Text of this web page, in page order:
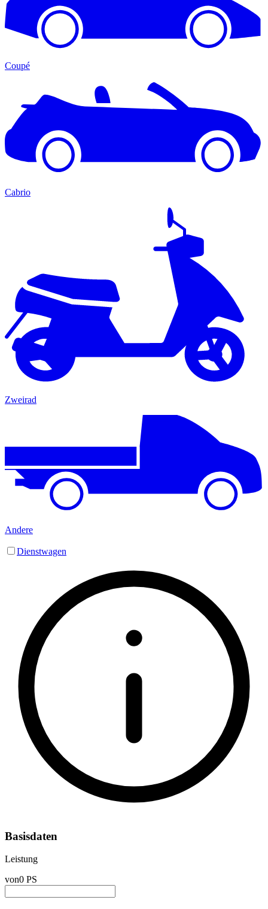
Coupé
Cabrio
Zweirad
Andere
Dienstwagen
Basisdaten
Leistung
von0 PS